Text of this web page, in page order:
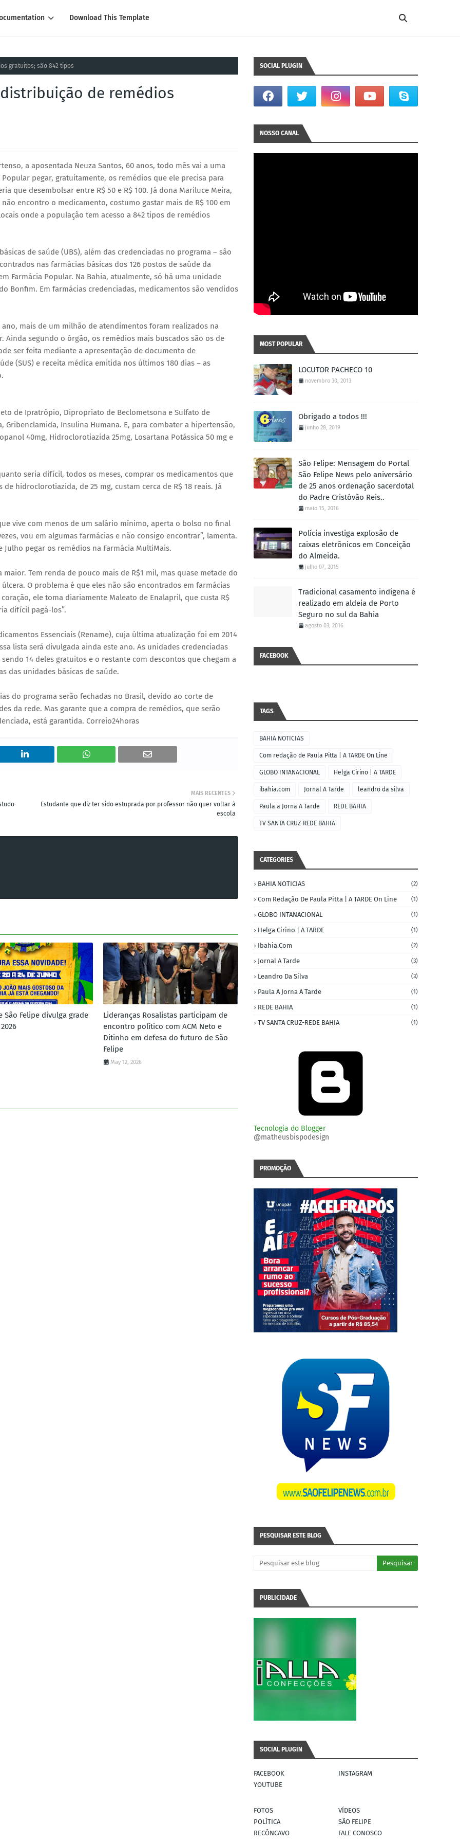
Download This Template
gratuitos; são 842 tipos
de remédios
a aposentada Neuza Santos, 60 anos, todo mês vai a uma
pegar, gratuitamente, os remédios que ele precisa para
que desembolsar entre R$ 50 e R$ 100. Já dona Mariluce Meira,
encontro o medicamento, costumo gastar mais de R$ 100 em
onde a população tem acesso a 842 tipos de remédios
de saúde (UBS), além das credenciadas no programa – são
nas farmácias básicas dos 126 postos de saúde da
Farmácia Popular. Na Bahia, atualmente, só há uma unidade
Bonfim. Em farmácias credenciadas, medicamentos são vendidos
mais de um milhão de atendimentos foram realizados na
Ainda segundo o órgão, os remédios mais buscados são os de
ser feita mediante a apresentação de documento de
(SUS) e receita médica emitida nos últimos 180 dias – as
de Ipratrópio, Dipropriato de Beclometsona e Sulfato de
Insulina Humana. E, para combater a hipertensão,
40mg, Hidroclorotiazida 25mg, Losartana Potássica 50 mg e
seria difícil, todos os meses, comprar os medicamentos que
hidroclorotiazida, de 25 mg, custam cerca de R$ 18 reais. Já
vive com menos de um salário mínimo, aperta o bolso no final
vou em algumas farmácias e não consigo encontrar”, lamenta.
pegar os remédios na Farmácia MultiMais.
Tem renda de pouco mais de R$1 mil, mas quase metade do
O problema é que eles não são encontrados em farmácias
ele toma diariamente Maleato de Enalapril, que custa R$
difícil pagá-los”.
Essenciais (Rename), cuja última atualização foi em 2014
lista será divulgada ainda este ano. As unidades credenciadas
14 deles gratuitos e o restante com descontos que chegam a
das unidades básicas de saúde.
do programa serão fechadas no Brasil, devido ao corte de
da rede. Mas garante que a compra de remédios, que serão
está garantida. Correio24horas
MAIS RECENTES
Estudante que diz ter sido estuprada por professor não quer voltar à
escola
São Felipe divulga grade
Lideranças Rosalistas participam de
encontro político com ACM Neto e
Ditinho em defesa do futuro de São
Felipe
May 12, 2026
SOCIAL PLUGIN
NOSSO CANAL
MOST POPULAR
LOCUTOR PACHECO 10
novembro 30, 2013
Obrigado a todos !!!
junho 28, 2019
São Felipe: Mensagem do Portal
São Felipe News pelo aniversário
de 25 anos ordenação sacerdotal
do Padre Cristóvão Reis..
maio 15, 2016
Polícia investiga explosão de
caixas eletrônicos em Conceição
do Almeida.
julho 07, 2015
Tradicional casamento indígena é
realizado em aldeia de Porto
Seguro no sul da Bahia
agosto 03, 2016
FACEBOOK
TAGS
BAHIA NOTICIAS
Com redação de Paula Pitta | A TARDE On Line
GLOBO INTANACIONAL Helga Cirino | A TARDE
ibahia.com Jornal A Tarde leandro da silva
Paula a Jorna A Tarde REDE BAHIA
TV SANTA CRUZ-REDE BAHIA
CATEGORIES
BAHIA NOTICIAS (2)
Com Redação De Paula Pitta | A TARDE On Line (1)
GLOBO INTANACIONAL (1)
Helga Cirino | A TARDE (1)
Ibahia.com (2)
Jornal A Tarde (3)
Leandro Da Silva (3)
Paula A Jorna A Tarde (1)
REDE BAHIA (1)
TV SANTA CRUZ-REDE BAHIA (1)
Tecnologia do Blogger
@matheusbispodesign
PROMOÇÃO
PESQUISAR ESTE BLOG
PUBLICIDADE
SOCIAL PLUGIN
FACEBOOK
INSTAGRAM
YOUTUBE
FOTOS
VÍDEOS
POLÍTICA
SÃO FELIPE
RECÔNCAVO
FALE CONOSCO